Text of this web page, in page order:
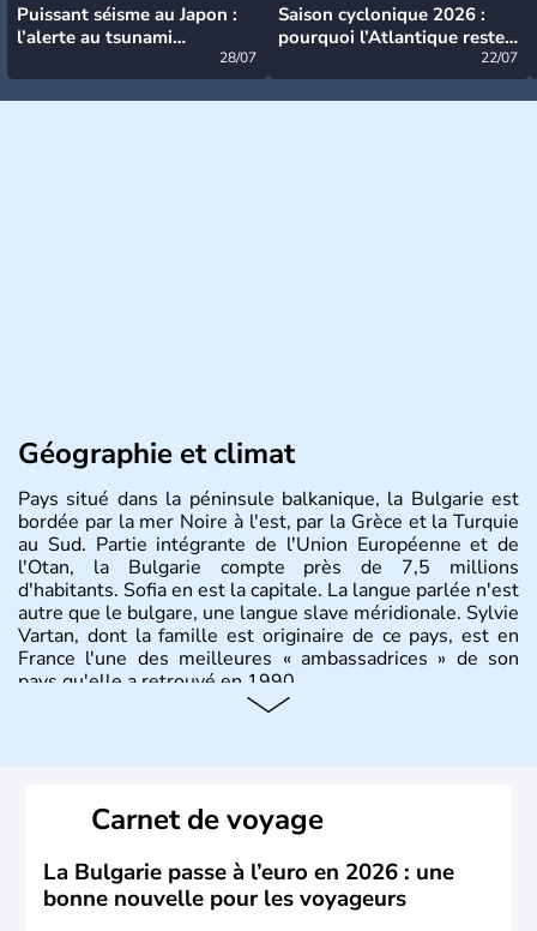
Puissant séisme au Japon :
l’alerte au tsunami
28/07
Saison cyclonique 2026 :
pourquoi l’Atlantique reste
22/07
Géographie et climat
Pays situé dans la péninsule balkanique, la Bulgarie est
bordée par la mer Noire à l'est, par la Grèce et la Turquie
au Sud. Partie intégrante de l'Union Européenne et de
l'Otan, la Bulgarie compte près de 7,5 millions
d'habitants. Sofia en est la capitale. La langue parlée n'est
autre que le bulgare, une langue slave méridionale. Sylvie
Vartan, dont la famille est originaire de ce pays, est en
France l'une des meilleures « ambassadrices » de son
pays qu'elle a retrouvé en 1990.
au Sud. Très puissant au Moyen-Âge, c’est aujourd’hui
une république parlementaire démocratique. La principale
caractéristique de laBulgarieest sa division en bandes de
montagnes et de plaines orientées est-ouest.
Carnet de voyage
La Bulgarie passe à l’euro en 2026 : une
bonne nouvelle pour les voyageurs